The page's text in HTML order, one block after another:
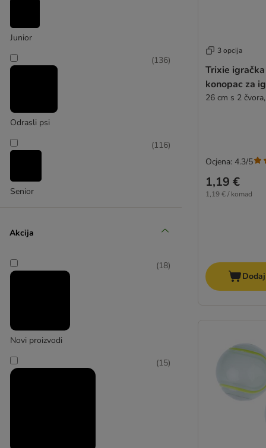
Junior
Odrasli psi
(136)
Senior
(116)
Akcija
Novi proizvodi
(18)
(15)
3 opcija
Trixie
konopac za
26 cm s 2
1,19 €
1,19 € / komad
Ocjena: 4.3/5